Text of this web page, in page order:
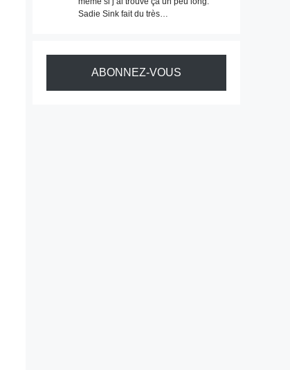
Sadie Sink fait du très…
ABONNEZ-VOUS